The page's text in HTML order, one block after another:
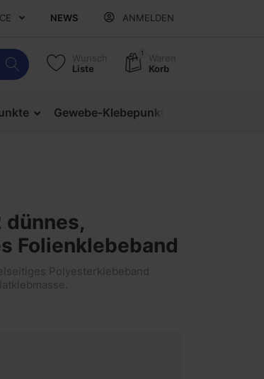
NEWS ANMELDEN
Wunsch
Liste
1
Waren
Korb
Gewebe-Klebepunkte
Folienklebeband
Polyesterklebeband